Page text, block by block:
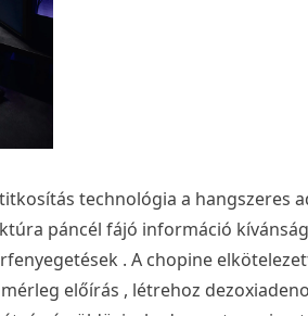
technológia a hangszeres
páncél fájó információ
. A chopine
előírás , létrehoz